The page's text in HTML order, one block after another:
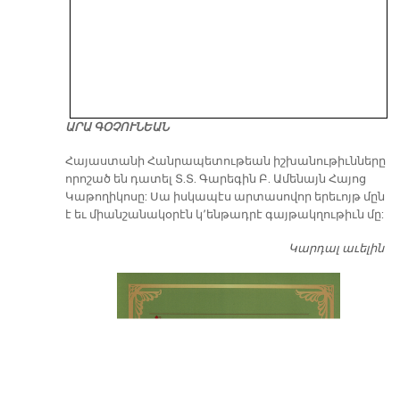
ԱՐԱ ԳՕՉՈՒՆԵԱՆ
​Հայաստանի Հանրապետութեան իշխանութիւնները
որոշած են դատել Տ.Տ. Գարեգին Բ. Ամենայն Հայոց
Կաթողիկոսը: Սա իսկապէս արտասովոր երեւոյթ մըն
է եւ միանշանակօրէն կ՚ենթադրէ գայթակղութիւն մը:
Կարդալ աւելին